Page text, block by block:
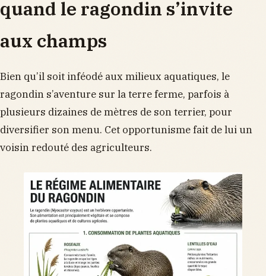
quand le ragondin s’invite
aux champs
Bien qu’il soit inféodé aux milieux aquatiques, le
ragondin s’aventure sur la terre ferme, parfois à
plusieurs dizaines de mètres de son terrier, pour
diversifier son menu. Cet opportunisme fait de lui un
voisin redouté des agriculteurs.